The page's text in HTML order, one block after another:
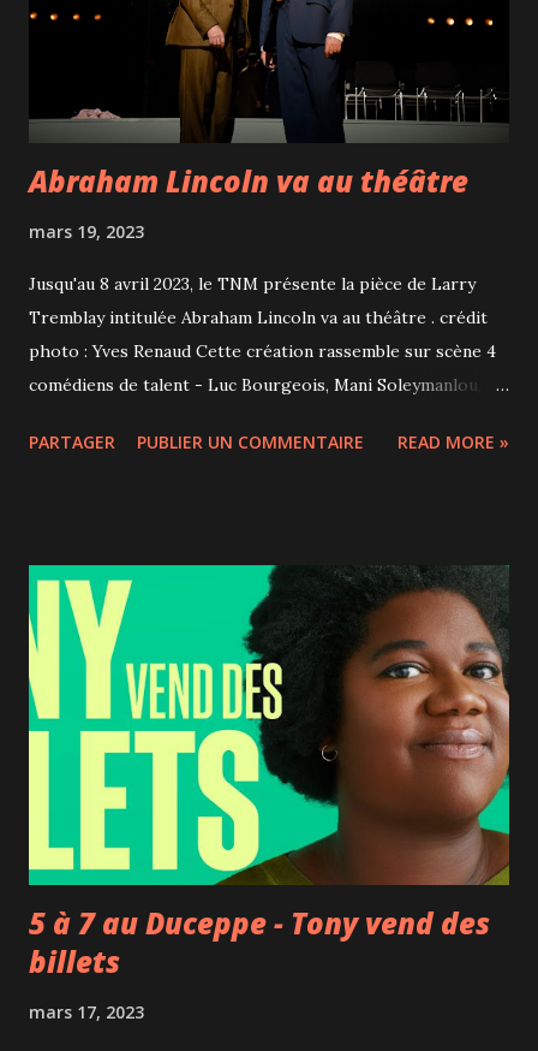
qui ont traversé les générations comme The Wall (1979) et
les concepts originaux de ses albums. Le groupe a vendu
plus de 360 millions d'albums à travers le monde et se...
Abraham Lincoln va au théâtre
mars 19, 2023
Jusqu'au 8 avril 2023, le TNM présente la pièce de Larry
Tremblay intitulée Abraham Lincoln va au théâtre . crédit
photo : Yves Renaud Cette création rassemble sur scène 4
comédiens de talent - Luc Bourgeois, Mani Soleymanlou,
signée Catherine Vidal. Construite comme "un
photo : Yves Renaud Un acteur, John Wilkes Booth,
assassine Abraham Lincoln, qui vient juste d'abolir
l'esclavage, alors que celui-ci assiste à une représentation
théâtrale au Ford’s Theatre de Washington le 15 avril 1865.
Marc Killman, un metteur en scène craint et admiré,
s'inspire de ce fait historique pour réaliser un spectacle
sur la schizophrénie de l’Amérique. Il engage deux acteurs
(Léonard Brisebois et Christian Larochelle) et leur
propose de rejouer l'assassin...
PARTAGER PUBLIER UN COMMENTAIRE READ MORE »
5 à 7 au Duceppe - Tony vend des
billets
mars 17, 2023